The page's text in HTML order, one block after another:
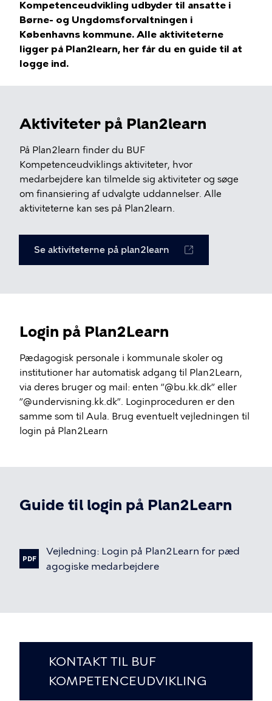
Kompetenceudvikling udbyder til ansatte i
Børne- og Ungdomsforvaltningen i
Københavns kommune. Alle aktiviteterne
ligger på Plan2learn, her får du en guide til at
logge ind.
Aktiviteter på Plan2learn
På Plan2learn finder du BUF
Kompetenceudviklings aktiviteter, hvor
medarbejdere kan tilmelde sig aktiviteter og søge
om finansiering af udvalgte uddannelser. Alle
aktiviteterne kan ses på Plan2learn.
Se aktiviteterne på plan2learn
Login på Plan2Learn
Pædagogisk personale i kommunale skoler og
institutioner har automatisk adgang til Plan2Learn,
via deres bruger og mail: enten ”@bu.kk.dk” eller
”@undervisning.kk.dk”. Loginproceduren er den
samme som til Aula. Brug eventuelt vejledningen til
login på Plan2Learn
Guide til login på Plan2Learn
Fil
PDF
Vejledning: Login på Plan2Learn for pæd
agogiske medarbejdere
KONTAKT TIL BUF
KOMPETENCEUDVIKLING